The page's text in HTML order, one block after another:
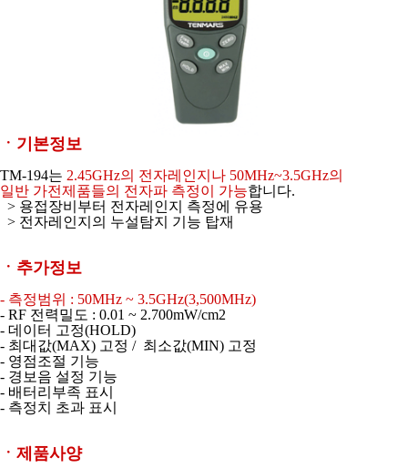
ㆍ기본정보
TM-194는 2.45GHz의 전자레인지나 50MHz~3.5GHz의
일반 가전제품들의 전자파 측정이 가능합니다.
> 용접장비부터 전자레인지 측정에 유용
> 전자레인지의 누설탐지 기능 탑재
ㆍ추가정보
- 측정범위 : 50MHz ~ 3.5GHz(3,500MHz)
- RF 전력밀도 : 0.01 ~ 2.700mW/cm2
- 데이터 고정(HOLD)
- 최대값(MAX) 고정 / 최소값(MIN) 고정
- 영점조절 기능
- 경보음 설정 기능
- 배터리부족 표시
- 측정치 초과 표시
ㆍ제품사양